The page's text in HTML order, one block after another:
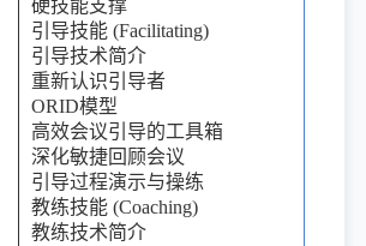
硬技能支撑
引导技能 (Facilitating)
引导技术简介
重新认识引导者
ORID模型
高效会议引导的工具箱
深化敏捷回顾会议
引导过程演示与操练
教练技能 (Coaching)
教练技术简介